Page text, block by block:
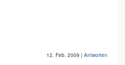
12. Feb. 2009 | Antworten